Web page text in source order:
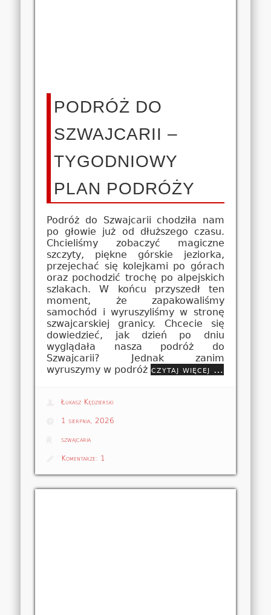
PODRÓŻ DO
SZWAJCARII –
TYGODNIOWY
PLAN PODRÓŻY
Podróż do Szwajcarii chodziła nam
po głowie już od dłuższego czasu.
Chcieliśmy zobaczyć magiczne
szczyty, piękne górskie jeziorka,
przejechać się kolejkami po górach
oraz pochodzić trochę po alpejskich
szlakach. W końcu przyszedł ten
moment, że zapakowaliśmy
samochód i wyruszyliśmy w stronę
szwajcarskiej granicy. Chcecie się
dowiedzieć, jak dzień po dniu
wyglądała nasza podróż do
Szwajcarii? Jednak zanim
wyruszymy w podróż czytaj więcej …
Łukasz Kędzierski
1 sierpnia, 2026
szwajcaria
Komentarze: 1